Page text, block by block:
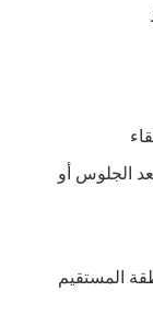
الجلوس أو
المستقيم